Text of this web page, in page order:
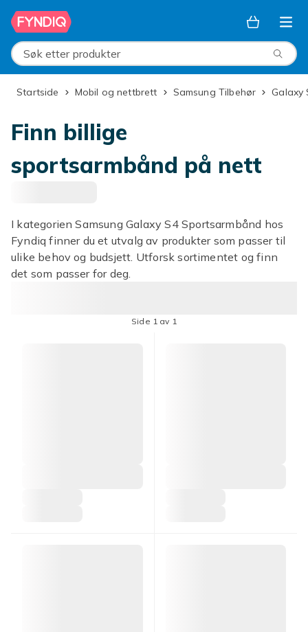
Hopp til hovedinnhold
Søk etter produkter
Startside Mobil og nettbrett Samsung Tilbehør
Finn billige
sportsarmbånd på nett
I kategorien Samsung Galaxy S4 Sportsarmbånd hos
Fyndiq finner du et utvalg av produkter som passer til
ulike behov og budsjett. Utforsk sortimentet og finn
det som passer for deg.
Side 1 av 1